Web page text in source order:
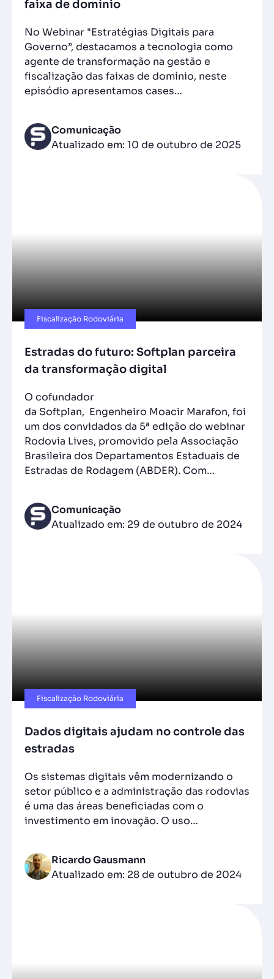
faixa de domínio
No Webinar "Estratégias Digitais para
Governo”, destacamos a tecnologia como
agente de transformação na gestão e
fiscalização das faixas de domínio, neste
episódio apresentamos cases…
Comunicação
Atualizado em: 10 de outubro de 2025
Fiscalização Rodoviária
Estradas do futuro: Softplan parceira
da transformação digital
O cofundador
da Softplan, Engenheiro Moacir Marafon, foi
um dos convidados da 5ª edição do webinar
Rodovia Lives, promovido pela Associação
Brasileira dos Departamentos Estaduais de
Estradas de Rodagem (ABDER). Com…
Comunicação
Atualizado em: 29 de outubro de 2024
Fiscalização Rodoviária
Dados digitais ajudam no controle das
estradas
Os sistemas digitais vêm modernizando o
setor público e a administração das rodovias
é uma das áreas beneficiadas com o
investimento em inovação. O uso…
Ricardo Gausmann
Atualizado em: 28 de outubro de 2024